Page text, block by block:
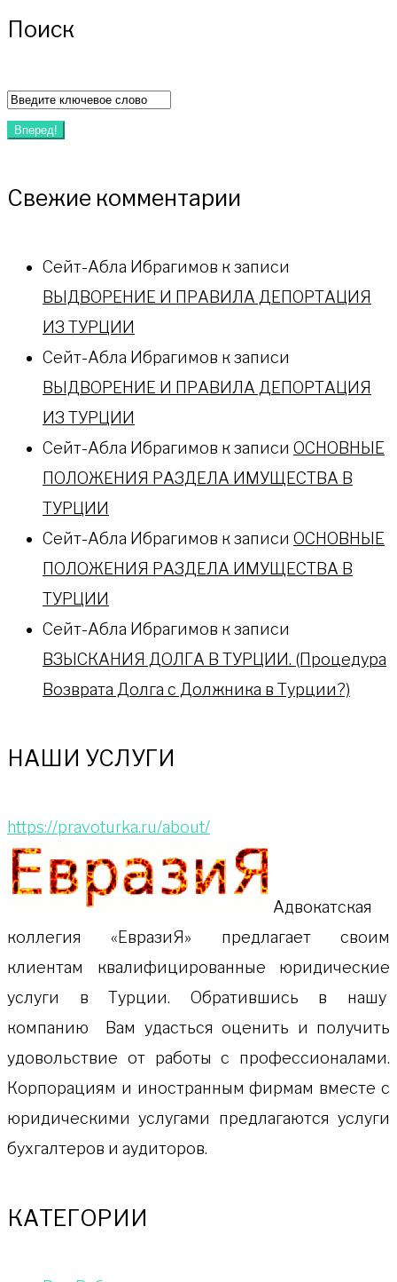
Поиск
Искать:
Вперед!
Свежие комментарии
Сейт-Абла Ибрагимов к записи
ВЫДВОРЕНИЕ И ПРАВИЛА ДЕПОРТАЦИЯ
ИЗ ТУРЦИИ
Сейт-Абла Ибрагимов к записи
ВЫДВОРЕНИЕ И ПРАВИЛА ДЕПОРТАЦИЯ
ИЗ ТУРЦИИ
Сейт-Абла Ибрагимов к записи ОСНОВНЫЕ
ПОЛОЖЕНИЯ РАЗДЕЛА ИМУЩЕСТВА В
ТУРЦИИ
Сейт-Абла Ибрагимов к записи ОСНОВНЫЕ
ПОЛОЖЕНИЯ РАЗДЕЛА ИМУЩЕСТВА В
ТУРЦИИ
Сейт-Абла Ибрагимов к записи
ВЗЫСКАНИЯ ДОЛГА В ТУРЦИИ. (Процедура
Возврата Долга с Должника в Турции?)
НАШИ УСЛУГИ
https://pravoturka.ru/about/
Адвокатская
коллeгия «ЕвразиЯ» предлагает своим
клиентам квалифицированные юридические
услуги в Турции. Обратившись в нашу
компанию Вам удасться оценить и получить
удовольствие от работы с профессионалами.
Корпорациям и иностранным фирмам вместе с
юридическими услугами предлагаются услуги
бухгалтеров и аудиторов.
КАТЕГОРИИ